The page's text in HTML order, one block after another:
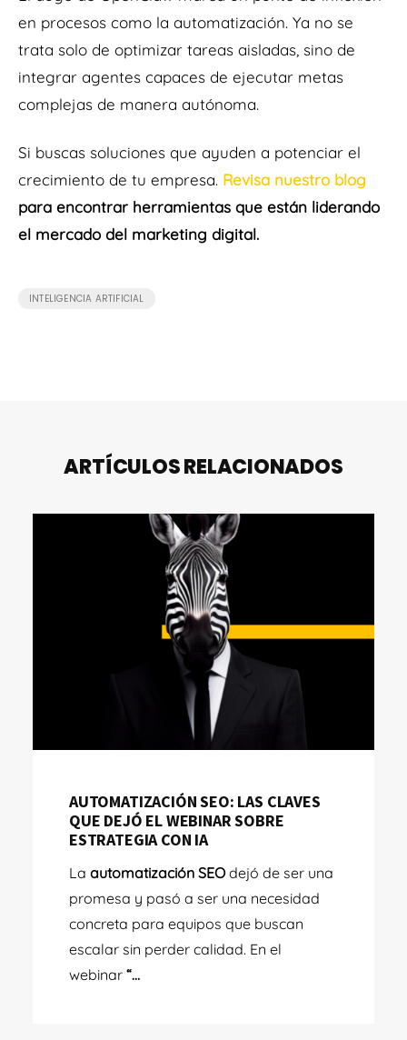
en procesos como la automatización. Ya no se
trata solo de optimizar tareas aisladas, sino de
integrar agentes capaces de ejecutar metas
complejas de manera autónoma.
Si buscas soluciones que ayuden a potenciar el
crecimiento de tu empresa. Revisa nuestro blog
para encontrar herramientas que están liderando
el mercado del marketing digital.
INTELIGENCIA ARTIFICIAL
ARTÍCULOS RELACIONADOS
AUTOMATIZACIÓN SEO: LAS CLAVES
QUE DEJÓ EL WEBINAR SOBRE
ESTRATEGIA CON IA
La automatización SEOdejó de ser una
promesa y pasó a ser una necesidad
concreta para equipos que buscan
escalar sin perder calidad. En el
webinar “...